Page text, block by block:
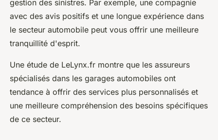
gestion des sinistres. Par exemple, une compagnie
avec des avis positifs et une longue expérience dans
le secteur automobile peut vous offrir une meilleure
tranquillité d'esprit.
Une étude de LeLynx.fr montre que les assureurs
spécialisés dans les garages automobiles ont
tendance à offrir des services plus personnalisés et
une meilleure compréhension des besoins spécifiques
de ce secteur.